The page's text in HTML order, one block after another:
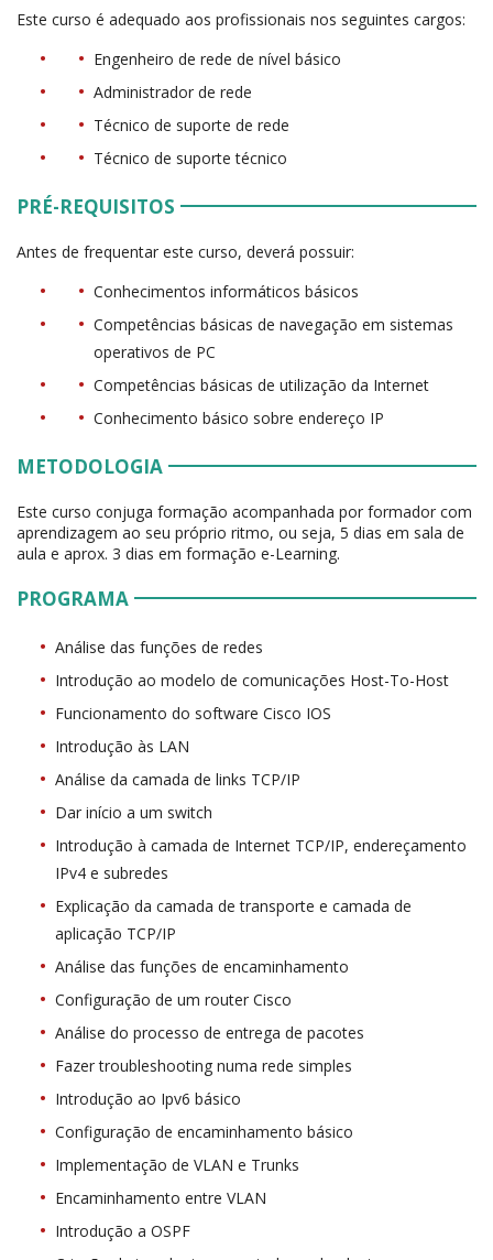
Este curso é adequado aos profissionais nos seguintes cargos:
Engenheiro de rede de nível básico
Administrador de rede
Técnico de suporte de rede
Técnico de suporte técnico
PRÉ-REQUISITOS
Antes de frequentar este curso, deverá possuir:
Conhecimentos informáticos básicos
Competências básicas de navegação em sistemas
operativos de PC
Competências básicas de utilização da Internet
Conhecimento básico sobre endereço IP
METODOLOGIA
Este curso conjuga formação acompanhada por formador com
aprendizagem ao seu próprio ritmo, ou seja, 5 dias em sala de
aula e aprox. 3 dias em formação e-Learning.
PROGRAMA
Análise das funções de redes
Introdução ao modelo de comunicações Host-To-Host
Funcionamento do software Cisco IOS
Introdução às LAN
Análise da camada de links TCP/IP
Dar início a um switch
Introdução à camada de Internet TCP/IP, endereçamento
IPv4 e subredes
Explicação da camada de transporte e camada de
aplicação TCP/IP
Análise das funções de encaminhamento
Configuração de um router Cisco
Análise do processo de entrega de pacotes
Fazer troubleshooting numa rede simples
Introdução ao Ipv6 básico
Configuração de encaminhamento básico
Implementação de VLAN e Trunks
Encaminhamento entre VLAN
Introdução a OSPF